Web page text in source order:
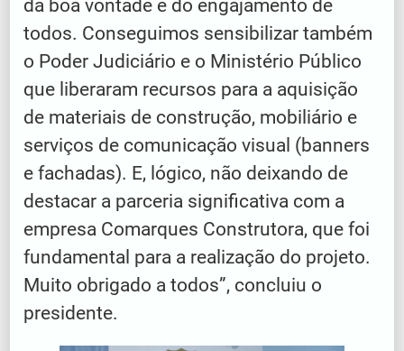
da boa vontade e do engajamento de
todos. Conseguimos sensibilizar também
o Poder Judiciário e o Ministério Público
que liberaram recursos para a aquisição
de materiais de construção, mobiliário e
serviços de comunicação visual (banners
e fachadas). E, lógico, não deixando de
destacar a parceria significativa com a
empresa Comarques Construtora, que foi
fundamental para a realização do projeto.
Muito obrigado a todos”, concluiu o
presidente.